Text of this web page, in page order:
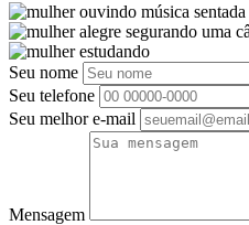
Seu nome
Seu telefone
Seu melhor e-mail
Mensagem